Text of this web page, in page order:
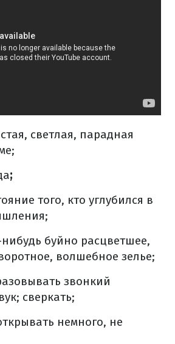
светлая, парадная
;
того, кто углубился в
нибудь буйно расцветшее,
волшебное зелье;
звонкий
сверкать;
немного, не